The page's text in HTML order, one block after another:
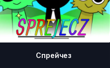
Спрейчез